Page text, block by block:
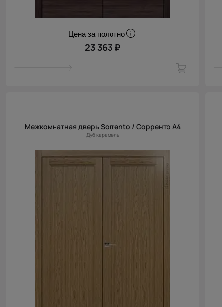
Цена за полотно
23 363 ₽
Межкомнатная дверь Sorrento / Сорренто А4
Дуб карамель